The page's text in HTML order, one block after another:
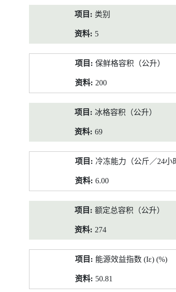
类别
5
保鲜格容积（公升）
200
冰格容积（公升）
69
冷冻能力（公斤／24小
6.00
额定总容积（公升）
274
能源效益指数 (Iε) (%)
50.81